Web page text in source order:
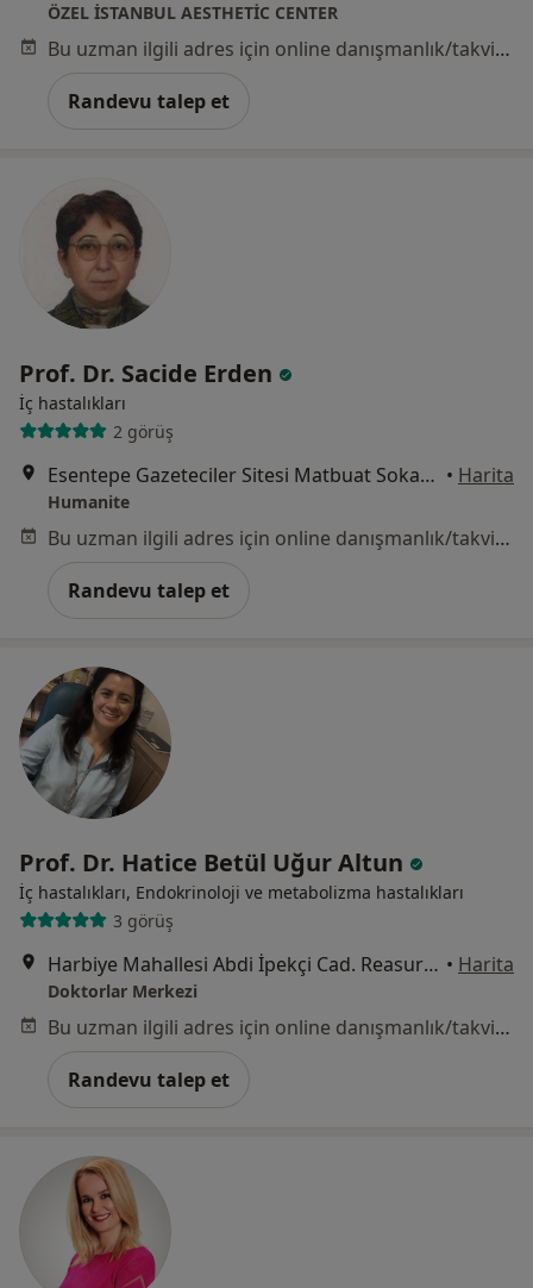
ÖZEL İSTANBUL AESTHETİC CENTER
Bu uzman ilgili adres için online danışmanlık/takvim sunmuyor.
Randevu talep et
Prof. Dr. Sacide Erden
İç hastalıkları
2 görüş
Esentepe Gazeteciler Sitesi Matbuat Sokak No:25 Esentepe/Şişli/İstanbul, Şişli • Harita
Humanite
Bu uzman ilgili adres için online danışmanlık/takvim sunmuyor.
Randevu talep et
Prof. Dr. Hatice Betül Uğur Altun
İç hastalıkları, Endokrinoloji ve metabolizma hastalıkları
3 görüş
Harbiye Mahallesi Abdi İpekçi Cad. Reasurans Han No:57 E Blok K-3 Nişantaşı Teşvikiye, İstanbul • Harita
Doktorlar Merkezi
Bu uzman ilgili adres için online danışmanlık/takvim sunmuyor.
Randevu talep et